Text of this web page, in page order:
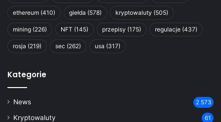
ethereum (410) giełda (578) kryptowaluty (505)
mining (226) NFT (145) przepisy (175) regulacje (437)
rosja (219) sec (262) usa (317)
Kategorie
News 2 573
Kryptowaluty 61